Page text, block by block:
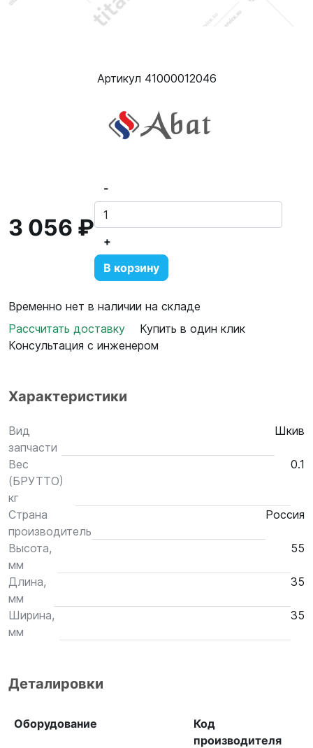
Артикул 41000012046
3 056 ₽
-
+
В корзину
Временно нет в наличии на складе
Рассчитать доставку
Купить в один клик
Консультация с инженером
Характеристики
Вид
запчасти
Шкив
Вес
(БРУТТО)
кг
0.1
Страна
производитель
Россия
Высота,
мм
55
Длина,
мм
35
Ширина,
мм
35
Деталировки
Оборудование
Код
производителя